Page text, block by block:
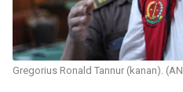
Gregorius Ronald Tannur (kanan).